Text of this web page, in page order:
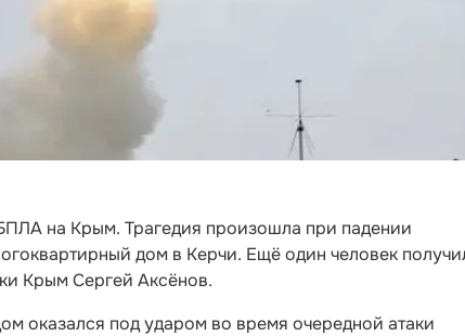
на Крым. Трагедия произошла при падении
дом в Керчи. Ещё один человек
Крым Сергей Аксёнов.
оказался под ударом во время очередной атаки